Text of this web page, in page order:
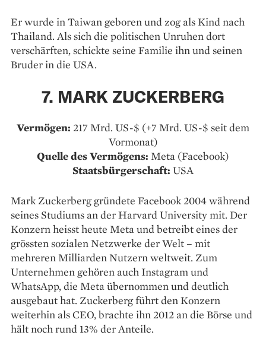
Er wurde in Taiwan geboren und zog als Kind nach
Thailand. Als sich die politischen Unruhen dort
verschärften, schickte seine Familie ihn und seinen
Bruder in die USA.
7. MARK ZUCKERBERG
Vermögen: 217 Mrd. US-$ (+7 Mrd. US-$ seit dem
Vormonat)
Quelle des Vermögens: Meta (Facebook)
Staatsbürgerschaft: USA
Mark Zuckerberg gründete Facebook 2004 während
seines Studiums an der Harvard University mit. Der
Konzern heisst heute Meta und betreibt eines der
grössten sozialen Netzwerke der Welt – mit
mehreren Milliarden Nutzern weltweit. Zum
Unternehmen gehören auch Instagram und
WhatsApp, die Meta übernommen und deutlich
ausgebaut hat. Zuckerberg führt den Konzern
weiterhin als CEO, brachte ihn 2012 an die Börse und
hält noch rund 13% der Anteile.